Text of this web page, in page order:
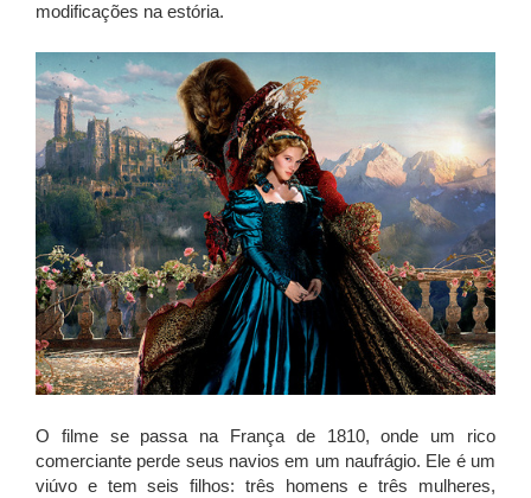
modificações na estória.
O filme se passa na França de 1810, onde um rico
comerciante perde seus navios em um naufrágio. Ele é um
viúvo e tem seis filhos: três homens e três mulheres,